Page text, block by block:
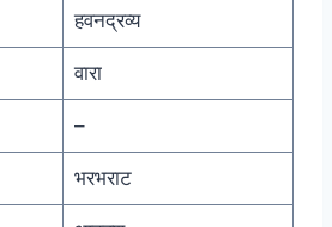
हवनद्रव्य
वारा
–
भरभराट